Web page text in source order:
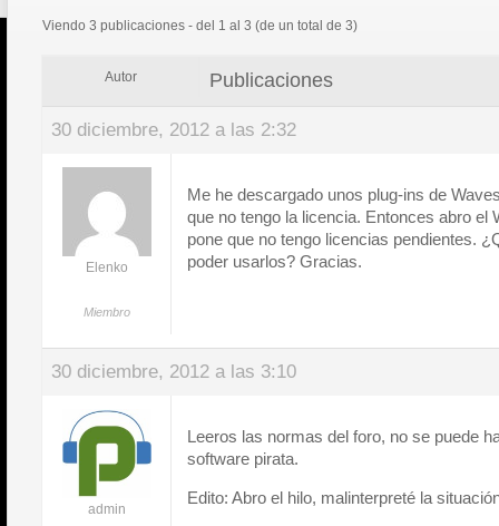
Viendo 3 publicaciones - del 1 al 3 (de un total de 3)
Autor Publicaciones
30 diciembre, 2012 a las 2:32
Elenko
Miembro
Me he descargado unos plug-ins de
que no tengo la licencia. Entonces abro el
pone que no tengo licencias pendientes.
poder usarlos? Gracias.
30 diciembre, 2012 a las 3:10
admin
Leeros las normas del foro, no se puede
software pirata.
Edito: Abro el hilo, malinterpreté la